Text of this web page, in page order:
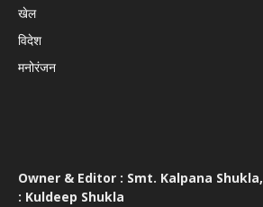
खेल
विदेश
मनोरंजन
Owner & Editor : Smt. Kalpana
: Kuldeep Shukla